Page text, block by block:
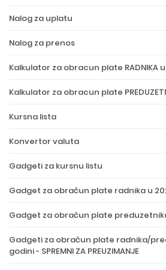
Nalog za uplatu
Nalog za prenos
Kalkulator za obracun plate RADNIKA
Kalkulator za obracun plate
Kursna lista
Konvertor valuta
Gadgeti za kursnu listu
Gadget za obračun plate radnika u
Gadget za obračun plate
Gadgeti za obračun plate radnika/
godini - SPREMNI ZA PREUZIMANJE